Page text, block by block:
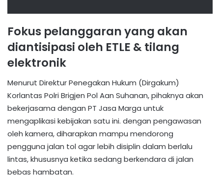
Fokus pelanggaran yang akan
diantisipasi oleh ETLE & tilang
elektronik
Menurut Direktur Penegakan Hukum (Dirgakum)
Korlantas Polri Brigjen Pol Aan Suhanan, pihaknya akan
bekerjasama dengan PT Jasa Marga untuk
mengaplikasi kebijakan satu ini. dengan pengawasan
oleh kamera, diharapkan mampu mendorong
pengguna jalan tol agar lebih disiplin dalam berlalu
lintas, khususnya ketika sedang berkendara di jalan
bebas hambatan.